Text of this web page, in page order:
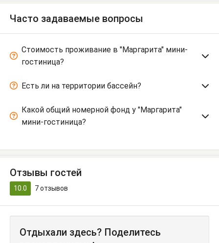
Часто задаваемые вопросы
Стоимость проживание в "Маргарита" мини-
гостиница?
Есть ли на территории бассейн?
Какой общий номерной фонд у "Маргарита"
мини-гостиница?
Отзывы гостей
10.0 7отзывов
Отдыхали здесь? Поделитесь